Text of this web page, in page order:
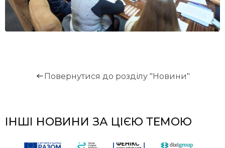
Повернутися до розділу "Новини"
ІНШІ НОВИНИ ЗА ЦІЄЮ ТЕМОЮ